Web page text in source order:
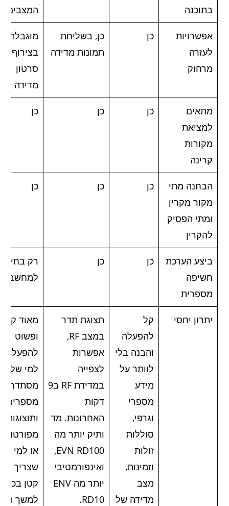
בתוכנה
המצבים
אפשרויות
לעזרה
מרחוק
כן
כן, בשליחת
תמונות מדידה
מוגבלת
בצירוף
סרטון
מדידה
מתאים
למציאת
מקורות
קרינה
כן כן כן
הבחנה מתי
מקור מקרין
ומתי הפסיק
להקרין
כן כן כן
ביצע הערכת
חשיפה
מספרית
כן כן
רק
למחשב
יתרון יחסי
קל
להפעלה
והבנה בלי
לוותר על
מידע
מספרי
וגרפי,
סוללות
זולות
וזמינות,
מצב
מדידה של
תצוגת תדר
במצב RF,
אפשרות
לצפייה
במדידת RF ב9
דקות
האחרונות. מד
ותיק יותר מה
EVN RD100,
ואינפורמטיבי
יותר מה ENV
RD10.
מאוד קל
ופשוט
להפעלה
למי שלא
מסתדר
מספרים
ותוצוגות
מפורטות.
או למי
שצריך מד
קטן בכיס
למשך